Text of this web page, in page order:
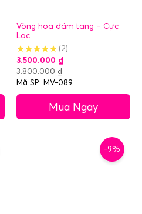
Vòng hoa đám tang – Cực
Lạc
(2)
3.500.000 ₫
3.800.000₫
Mã SP: MV-089
Mua Ngay
-9%